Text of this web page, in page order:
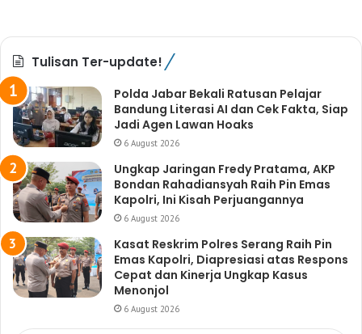
Tulisan Ter-update!
Polda Jabar Bekali Ratusan Pelajar
Bandung Literasi AI dan Cek Fakta, Siap
Jadi Agen Lawan Hoaks
6 August 2026
Ungkap Jaringan Fredy Pratama, AKP
Bondan Rahadiansyah Raih Pin Emas
Kapolri, Ini Kisah Perjuangannya
6 August 2026
Kasat Reskrim Polres Serang Raih Pin
Emas Kapolri, Diapresiasi atas Respons
Cepat dan Kinerja Ungkap Kasus
Menonjol
6 August 2026